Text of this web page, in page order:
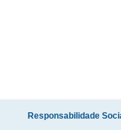
Responsabilidade